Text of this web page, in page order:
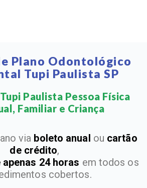
Plano Odontológico
Tupi Paulista SP
Paulista Pessoa Física
Familiar e Criança​
via boleto anual ou cartão
de crédito,
24 horas em todos os
cobertos.